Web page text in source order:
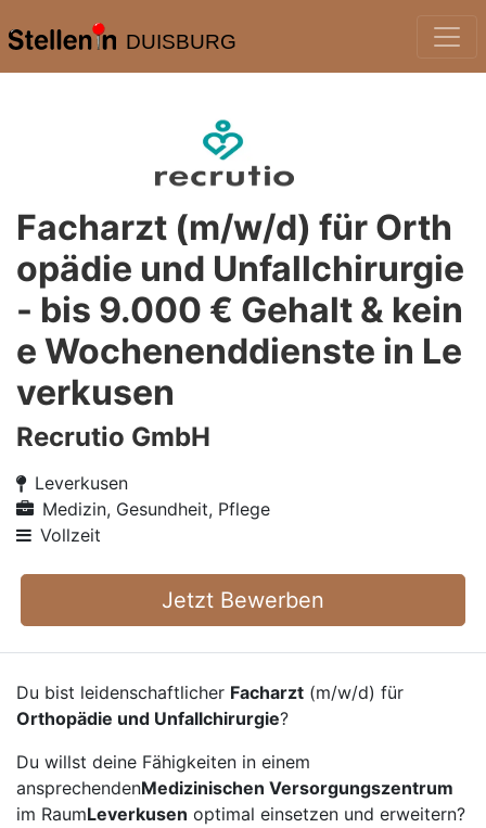
DUISBURG
Facharzt (m/w/d) für Orth
opädie und Unfallchirurgie
- bis 9.000 € Gehalt & kein
e Wochenenddienste in Le
verkusen
Recrutio GmbH
Leverkusen
Medizin, Gesundheit, Pflege
Vollzeit
Jetzt Bewerben
Du bist leidenschaftlicher Facharzt (m/w/d) für
Orthopädie und Unfallchirurgie?
Du willst deine Fähigkeiten in einem
ansprechendenMedizinischen Versorgungszentrum
im RaumLeverkusen optimal einsetzen und erweitern?